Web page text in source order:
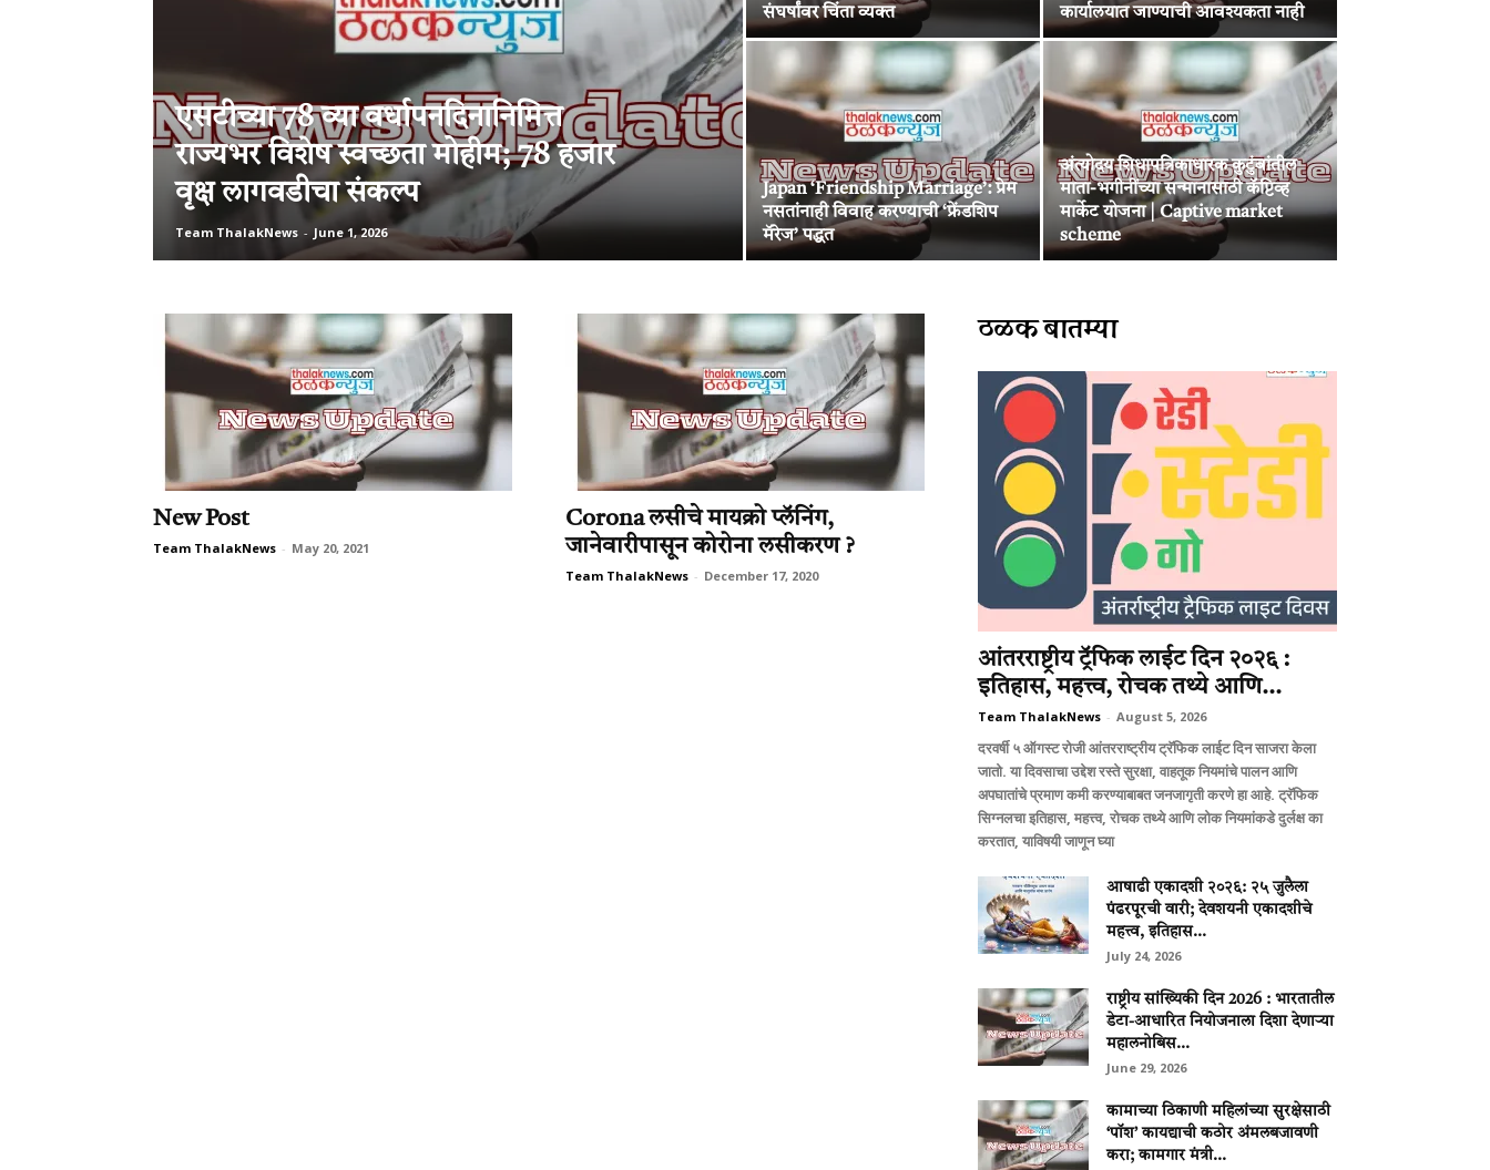
एसटीच्या 78 व्या वर्धापनदिनानिमित्त
राज्यभर विशेष स्वच्छता मोहीम; 78 हजार
वृक्ष लागवडीचा संकल्प
Team ThalakNews - June 1, 2026
संघर्षांवर चिंता व्यक्त
कार्यालयात जाण्याची आवश्यकता नाही
Japan ‘Friendship Marriage’: प्रेम
नसतांनाही विवाह करण्याची ‘फ्रेंडशिप
मॅरेज’ पद्धत
अंत्योदय शिधापत्रिकाधारक कुटुंबांतील
माता-भगीनींच्या सन्मानासाठी कॅप्टिव्ह
मार्केट योजना | Captive market
scheme
New Post
Team ThalakNews - May 20, 2021
Corona लसीचे मायक्रो प्लॅनिंग,
जानेवारीपासून कोरोना लसीकरण ?
Team ThalakNews - December 17, 2020
ठळक बातम्या
आंतरराष्ट्रीय ट्रॅफिक लाईट दिन २०२६ :
इतिहास, महत्त्व, रोचक तथ्ये आणि...
Team ThalakNews - August 5, 2026
दरवर्षी ५ ऑगस्ट रोजी आंतरराष्ट्रीय ट्रॅफिक लाईट दिन साजरा केला
जातो. या दिवसाचा उद्देश रस्ते सुरक्षा, वाहतूक नियमांचे पालन आणि
अपघातांचे प्रमाण कमी करण्याबाबत जनजागृती करणे हा आहे. ट्रॅफिक
सिग्नलचा इतिहास, महत्त्व, रोचक तथ्ये आणि लोक नियमांकडे दुर्लक्ष का
करतात, याविषयी जाणून घ्या
आषाढी एकादशी २०२६: २५ जुलैला
पंढरपूरची वारी; देवशयनी एकादशीचे
महत्त्व, इतिहास...
July 24, 2026
राष्ट्रीय सांख्यिकी दिन 2026 : भारतातील
डेटा-आधारित नियोजनाला दिशा देणाऱ्या
महालनोबिस...
June 29, 2026
कामाच्या ठिकाणी महिलांच्या सुरक्षेसाठी
‘पॉश’ कायद्याची कठोर अंमलबजावणी
करा; कामगार मंत्री...